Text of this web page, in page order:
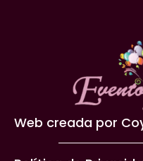
Web creada por